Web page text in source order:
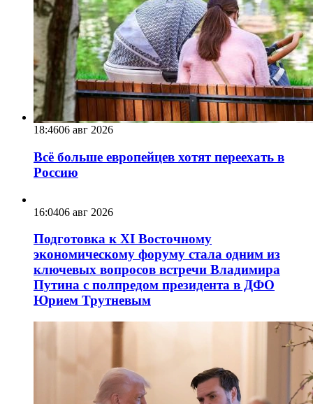
18:4606 авг 2026
Всё больше европейцев хотят переехать в
Россию
16:0406 авг 2026
Подготовка к XI Восточному
экономическому форуму стала одним из
ключевых вопросов встречи Владимира
Путина с полпредом президента в ДФО
Юрием Трутневым